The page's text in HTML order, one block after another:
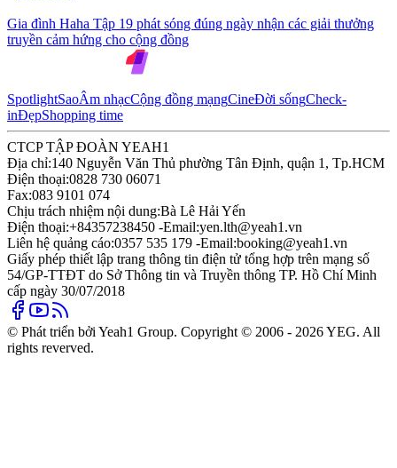
Gia đình Haha Tập 19 phát sóng đúng ngày nhận các giải thưởng
truyền cảm hứng cho cộng đồng
SpotlightSaoÂm nhạcCộng đồng mạngCineĐời sốngCheck-
inĐẹpShopping time
CTCP TẬP ĐOÀN YEAH1
Địa chỉ:140 Nguyễn Văn Thủ phường Tân Định, quận 1, Tp.HCM
Điện thoại:0828 730 06071
Fax:083 9101 074
Chịu trách nhiệm nội dung:Bà Lê Hải Yến
Điện thoại:+84357238450 -Email:yen.lth@yeah1.vn
Liên hệ quảng cáo:0357 535 179 -Email:booking@yeah1.vn
Giấy phép thiết lập trang thông tin điện tử tổng hợp trên mạng số
54/GP-TTĐT do Sở Thông tin và Truyền thông TP. Hồ Chí Minh
cấp ngày 30/07/2018
© Phát triển bởi Yeah1 Group. Copyright © 2006 - 2026 YEG. All
rights reverved.